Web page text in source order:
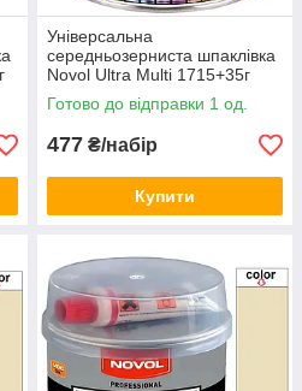
Універсальна
середньозерниста шпаклівка
Novol Ultra Multi 1715+35г
Готово до відправки 1 од.
477 ₴/набір
Купити